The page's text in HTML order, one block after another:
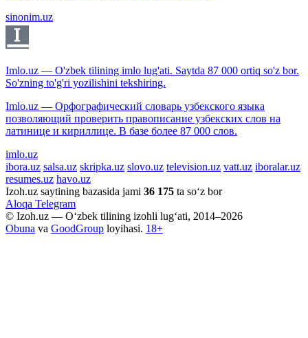
sinonim.uz
Imlo.uz — O'zbek tilining imlo lug'ati. Saytda 87 000 ortiq so'z bor.
So'zning to'g'ri yozilishini tekshiring.
Imlo.uz — Орфографический словарь узбекского языка
позволяющий проверить правописание узбекских слов на
латинице и кириллице. В базе более 87 000 слов.
imlo.uz
ibora.uz salsa.uz skripka.uz slovo.uz television.uz vatt.uz iboralar.uz
resumes.uz havo.uz
Izoh.uz saytining bazasida jami 36 175 ta so‘z bor
Aloqa Telegram
© Izoh.uz — O‘zbek tilining izohli lug‘ati, 2014–2026
Obuna va GoodGroup loyihasi. 18+